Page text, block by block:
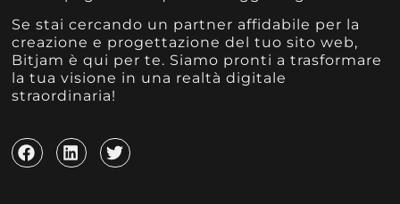
Se stai cercando un partner affidabile per la
creazione e progettazione del tuo sito web,
Bitjam è qui per te. Siamo pronti a trasformare
la tua visione in una realtà digitale
straordinaria!